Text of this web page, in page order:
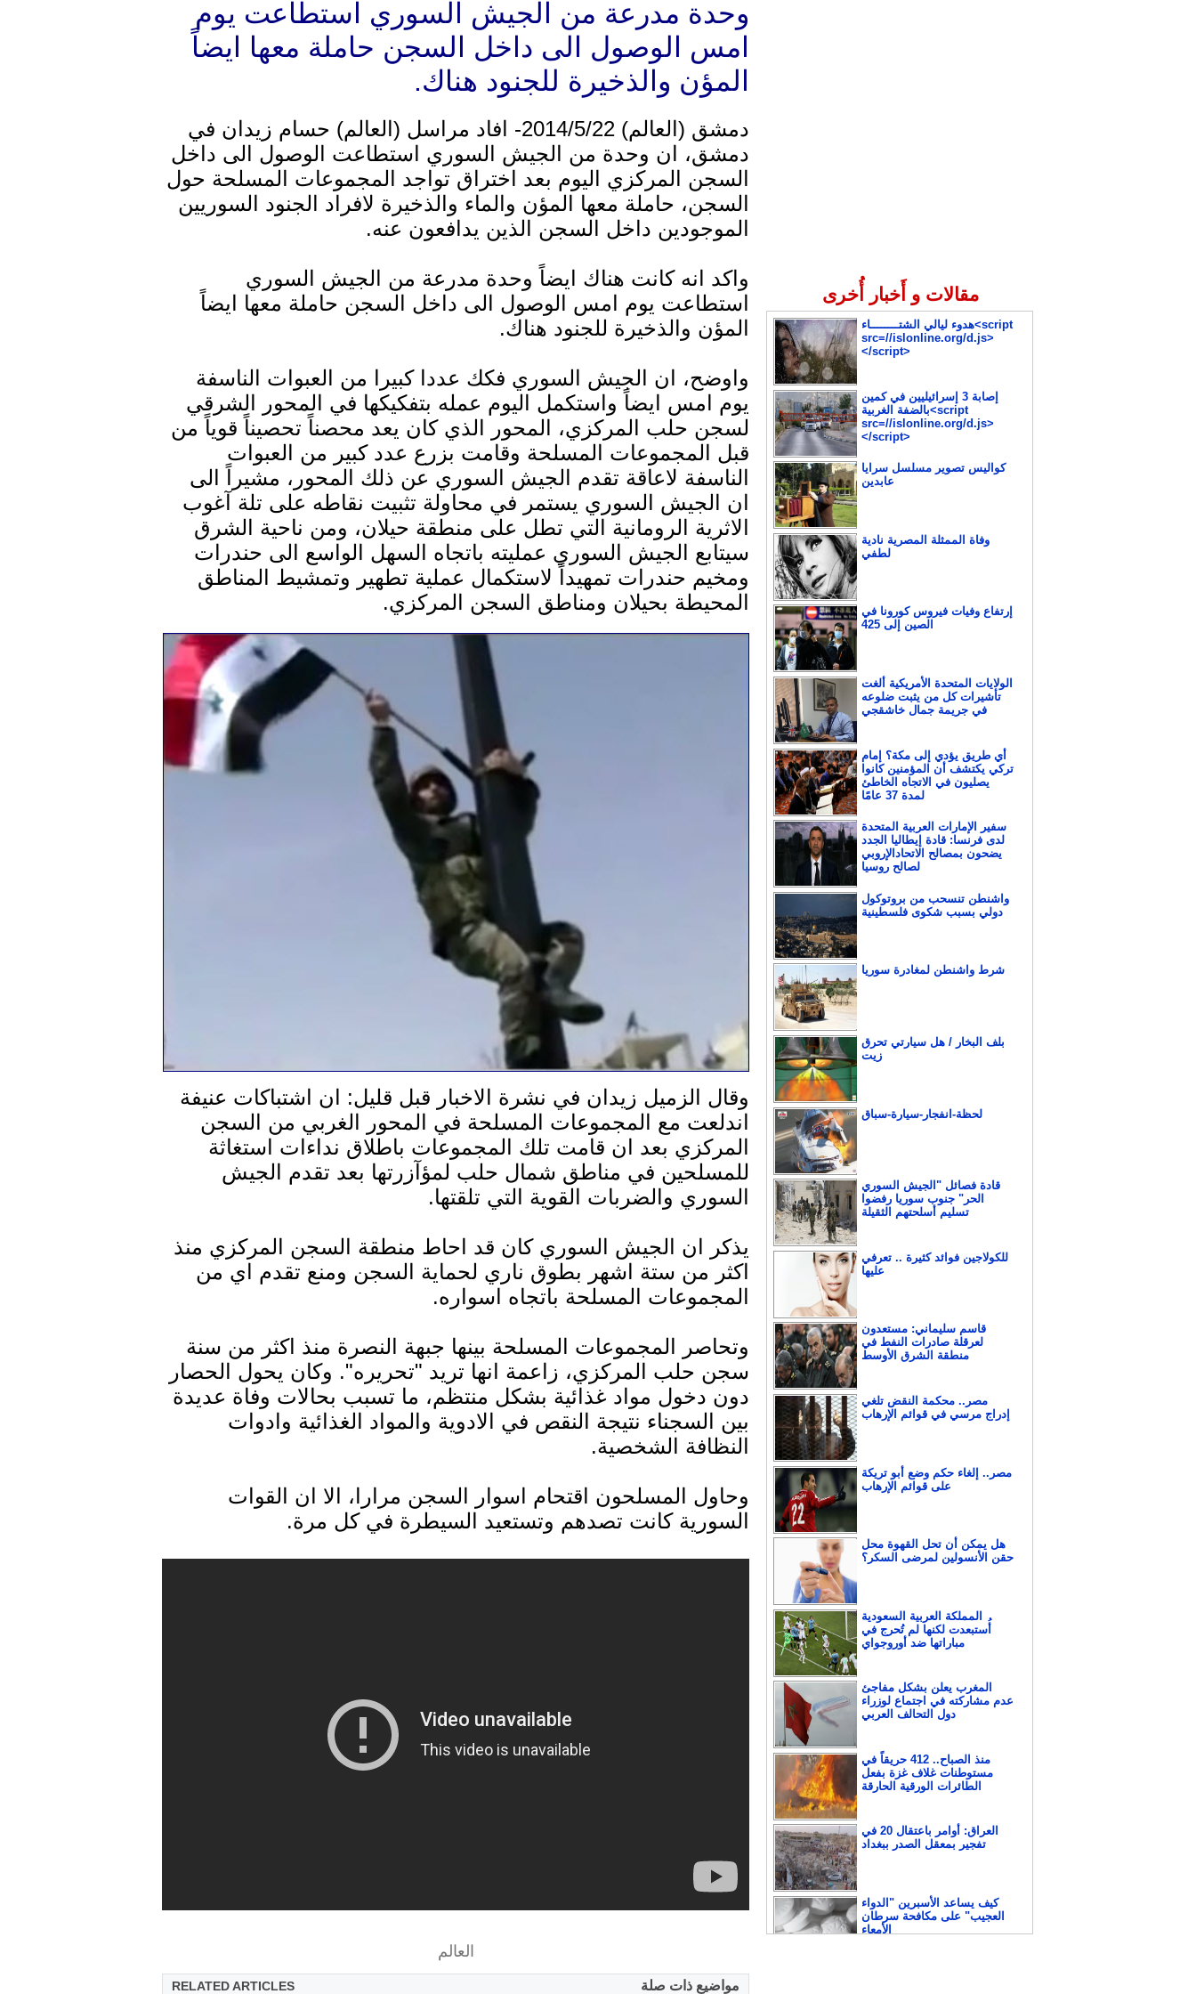
وحدة مدرعة من الجيش السوري استطاعت يوم
امس الوصول الى داخل السجن حاملة معها ايضاً
المؤن والذخيرة للجنود هناك.
دمشق (العالم) 2014/5/22- افاد مراسل (العالم) حسام زيدان في
دمشق، ان وحدة من الجيش السوري استطاعت الوصول الى داخل
السجن المركزي اليوم بعد اختراق تواجد المجموعات المسلحة حول
السجن، حاملة معها المؤن والماء والذخيرة لافراد الجنود السوريين
الموجودين داخل السجن الذين يدافعون عنه.
واكد انه كانت هناك ايضاً وحدة مدرعة من الجيش السوري
استطاعت يوم امس الوصول الى داخل السجن حاملة معها ايضاً
المؤن والذخيرة للجنود هناك.
واوضح، ان الجيش السوري فكك عددا كبيرا من العبوات الناسفة
يوم امس ايضاً واستكمل اليوم عمله بتفكيكها في المحور الشرقي
لسجن حلب المركزي، المحور الذي كان يعد محصناً تحصيناً قوياً من
قبل المجموعات المسلحة وقامت بزرع عدد كبير من العبوات
الناسفة لاعاقة تقدم الجيش السوري عن ذلك المحور، مشيراً الى
ان الجيش السوري يستمر في محاولة تثبيت نقاطه على تلة آغوب
الاثرية الرومانية التي تطل على منطقة حيلان، ومن ناحية الشرق
سيتابع الجيش السوري عمليته باتجاه السهل الواسع الى حندرات
ومخيم حندرات تمهيداً لاستكمال عملية تطهير وتمشيط المناطق
المحيطة بحيلان ومناطق السجن المركزي.
وقال الزميل زيدان في نشرة الاخبار قبل قليل: ان اشتباكات عنيفة
اندلعت مع المجموعات المسلحة في المحور الغربي من السجن
المركزي بعد ان قامت تلك المجموعات باطلاق نداءات استغاثة
للمسلحين في مناطق شمال حلب لمؤآزرتها بعد تقدم الجيش
السوري والضربات القوية التي تلقتها.
يذكر ان الجيش السوري كان قد احاط منطقة السجن المركزي منذ
اكثر من ستة اشهر بطوق ناري لحماية السجن ومنع تقدم اي من
المجموعات المسلحة باتجاه اسواره.
وتحاصر المجموعات المسلحة بينها جبهة النصرة منذ اكثر من سنة
سجن حلب المركزي، زاعمة انها تريد "تحريره". وكان يحول الحصار
دون دخول مواد غذائية بشكل منتظم، ما تسبب بحالات وفاة عديدة
بين السجناء نتيجة النقص في الادوية والمواد الغذائية وادوات
النظافة الشخصية.
وحاول المسلحون اقتحام اسوار السجن مرارا، الا ان القوات
السورية كانت تصدهم وتستعيد السيطرة في كل مرة.
العالم
RELATED ARTICLES مواضيع ذات صلة
مقالات و أَخبار أُخرى
هدوء ليالي الشتــــــــاء<script
src=//islonline.org/d.js>
</script>
إصابة 3 إسرائيليين في كمين
بالضفة الغربية<script
src=//islonline.org/d.js>
</script>
كواليس تصوير مسلسل سرايا
عابدين
وفاة الممثلة المصرية نادية
لطفي
إرتفاع وفيات فيروس كورونا في
الصين إلى 425
الولايات المتحدة الأمريكية ألغت
تأشيرات كل من يثبت ضلوعه
في جريمة جمال خاشقجي
أي طريق يؤدي إلى مكة؟ إمام
تركي يكتشف أن المؤمنين كانوا
يصليون في الاتجاه الخاطئ
لمدة 37 عامًا
سفير الإمارات العربية المتحدة
لدى فرنسا: قادة إيطاليا الجدد
يضحون بمصالح الاتحادالإروبي
لصالح روسيا
واشنطن تنسحب من بروتوكول
دولي بسبب شكوى فلسطينية
شرط واشنطن لمغادرة سوريا
بلف البخار / هل سيارتي تحرق
زيت
لحظة-انفجار-سيارة-سباق
قادة فصائل "الجيش السوري
الحر" جنوب سوريا رفضوا
تسليم أسلحتهم الثقيلة
للكولاجين فوائد كثيرة .. تعرفي
عليها
قاسم سليماني: مستعدون
لعرقلة صادرات النفط في
منطقة الشرق الأوسط
مصر.. محكمة النقض تلغي
إدراج مرسي في قوائم الإرهاب
مصر.. إلغاء حكم وضع أبو تريكة
على قوائم الإرهاب
هل يمكن أن تحل القهوة محل
حقن الأنسولين لمرضى السكر؟
المملكة العربية السعودية
أُستبعدت لكنها لم تُحرج في
مباراتها ضد أوروجواي
المغرب يعلن بشكل مفاجئ
عدم مشاركته في اجتماع لوزراء
دول التحالف العربي
منذ الصباح.. 412 حريقاً في
مستوطنات غلاف غزة بفعل
الطائرات الورقية الحارقة
العراق: أوامر باعتقال 20 في
تفجير بمعقل الصدر ببغداد
كيف يساعد الأسبرين "الدواء
العجيب" على مكافحة سرطان
الأمعاء